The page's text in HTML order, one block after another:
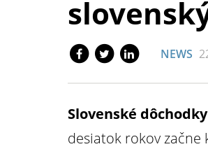
NEWS
Slovenské dôchodky
desiatok rokov začne